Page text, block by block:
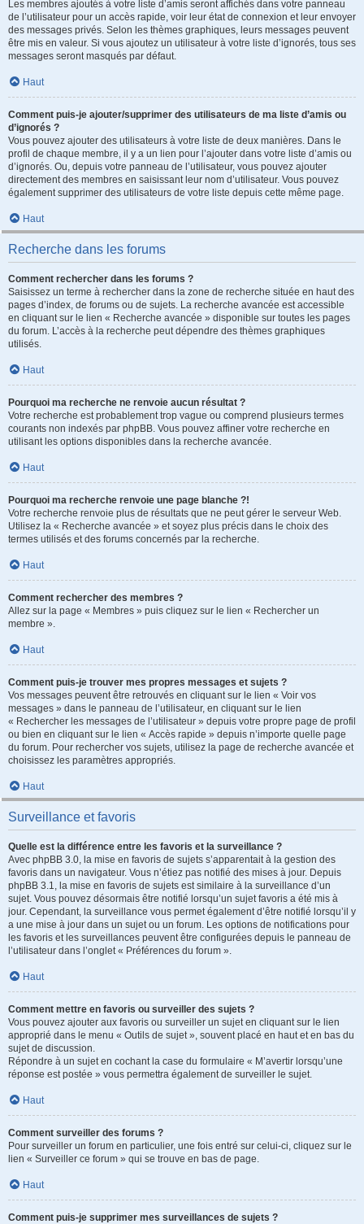
Les membres ajoutés à votre liste d’amis seront affichés dans votre panneau
de l’utilisateur pour un accès rapide, voir leur état de connexion et leur envoyer
des messages privés. Selon les thèmes graphiques, leurs messages peuvent
être mis en valeur. Si vous ajoutez un utilisateur à votre liste d’ignorés, tous ses
messages seront masqués par défaut.
Haut
Comment puis-je ajouter/supprimer des utilisateurs de ma liste d’amis ou
d’ignorés ?
Vous pouvez ajouter des utilisateurs à votre liste de deux manières. Dans le
profil de chaque membre, il y a un lien pour l’ajouter dans votre liste d’amis ou
d’ignorés. Ou, depuis votre panneau de l’utilisateur, vous pouvez ajouter
directement des membres en saisissant leur nom d’utilisateur. Vous pouvez
également supprimer des utilisateurs de votre liste depuis cette même page.
Haut
Recherche dans les forums
Comment rechercher dans les forums ?
Saisissez un terme à rechercher dans la zone de recherche située en haut des
pages d’index, de forums ou de sujets. La recherche avancée est accessible
en cliquant sur le lien « Recherche avancée » disponible sur toutes les pages
du forum. L’accès à la recherche peut dépendre des thèmes graphiques
utilisés.
Haut
Pourquoi ma recherche ne renvoie aucun résultat ?
Votre recherche est probablement trop vague ou comprend plusieurs termes
courants non indexés par phpBB. Vous pouvez affiner votre recherche en
utilisant les options disponibles dans la recherche avancée.
Haut
Pourquoi ma recherche renvoie une page blanche ?!
Votre recherche renvoie plus de résultats que ne peut gérer le serveur Web.
Utilisez la « Recherche avancée » et soyez plus précis dans le choix des
termes utilisés et des forums concernés par la recherche.
Haut
Comment rechercher des membres ?
Allez sur la page « Membres » puis cliquez sur le lien « Rechercher un
membre ».
Haut
Comment puis-je trouver mes propres messages et sujets ?
Vos messages peuvent être retrouvés en cliquant sur le lien « Voir vos
messages » dans le panneau de l’utilisateur, en cliquant sur le lien
« Rechercher les messages de l’utilisateur » depuis votre propre page de profil
ou bien en cliquant sur le lien « Accès rapide » depuis n’importe quelle page
du forum. Pour rechercher vos sujets, utilisez la page de recherche avancée et
choisissez les paramètres appropriés.
Haut
Surveillance et favoris
Quelle est la différence entre les favoris et la surveillance ?
Avec phpBB 3.0, la mise en favoris de sujets s’apparentait à la gestion des
favoris dans un navigateur. Vous n’étiez pas notifié des mises à jour. Depuis
phpBB 3.1, la mise en favoris de sujets est similaire à la surveillance d’un
sujet. Vous pouvez désormais être notifié lorsqu’un sujet favoris a été mis à
jour. Cependant, la surveillance vous permet également d’être notifié lorsqu’il y
a une mise à jour dans un sujet ou un forum. Les options de notifications pour
les favoris et les surveillances peuvent être configurées depuis le panneau de
l’utilisateur dans l’onglet « Préférences du forum ».
Haut
Comment mettre en favoris ou surveiller des sujets ?
Vous pouvez ajouter aux favoris ou surveiller un sujet en cliquant sur le lien
approprié dans le menu « Outils de sujet », souvent placé en haut et en bas du
sujet de discussion.
Répondre à un sujet en cochant la case du formulaire « M’avertir lorsqu’une
réponse est postée » vous permettra également de surveiller le sujet.
Haut
Comment surveiller des forums ?
Pour surveiller un forum en particulier, une fois entré sur celui-ci, cliquez sur le
lien « Surveiller ce forum » qui se trouve en bas de page.
Haut
Comment puis-je supprimer mes surveillances de sujets ?